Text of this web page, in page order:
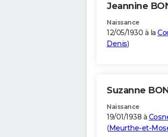
Jeannine
Naissance
12/05/1930 à la
Denis)
Suzanne
Naissance
19/01/1938 à
(Meurthe-et-